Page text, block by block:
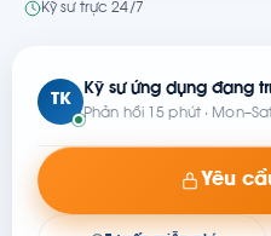
Kỹ sư trực 24/7
TK
Kỹ sư ứng dụng đang
Phản hồi 15 phút ·
Yêu